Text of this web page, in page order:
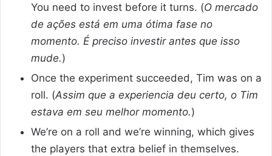
You need to invest before it turns. (O mercado
de ações está em uma ótima fase no
momento. É preciso investir antes que isso
mude.)
Once the experiment succeeded, Tim was on a
roll. (Assim que a experiencia deu certo, o Tim
estava em seu melhor momento.)
We’re on a roll and we’re winning, which gives
the players that extra belief in themselves.